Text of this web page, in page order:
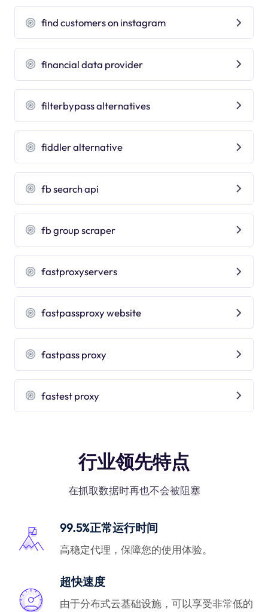
find customers on instagram
financial data provider
filterbypass alternatives
fiddler alternative
fb search api
fb group scraper
fastproxyservers
fastpassproxy website
fastpass proxy
fastest proxy
行业领先特点
在抓取数据时再也不会被阻塞
99.5%正常运行时间
高稳定代理，保障您的使用体验。
超快速度
由于分布式云基础设施，可以享受非常低的